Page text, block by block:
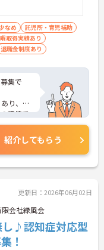
なめ
託児所・育児補助
取得実績あり
退職金制度あり
集で
り、プ
環境で
さんが
す♪さ
っかり
のポイ
紹介してもらう
更新日：2026年06月02日
限会社緑風会
し♪認知症対応型
！